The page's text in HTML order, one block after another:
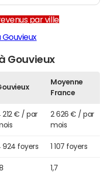
par ville
Gouvieux
Moyenne
France
212 € / par
2 626 € / par
mois
924 foyers 1 107 foyers
1,7